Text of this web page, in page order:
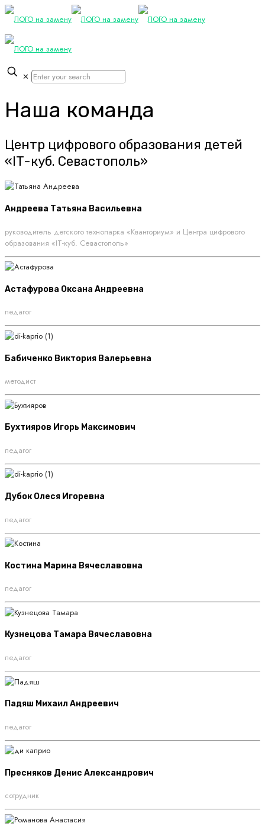
✕
Наша команда
Центр цифрового образования детей
«IT-куб. Севастополь»
Андреева Татьяна Васильевна
руководитель детского технопарка «Кванториум» и Центра цифрового
образования «IT-куб. Севастополь»
Астафурова Оксана Андреевна
педагог
Бабиченко Виктория Валерьевна
методист
Бухтияров Игорь Максимович
педагог
Дубок Олеся Игоревна
педагог
Костина Марина Вячеславовна
педагог
Кузнецова Тамара Вячеславовна
педагог
Падяш Михаил Андреевич
педагог
Пресняков Денис Александрович
сотрудник